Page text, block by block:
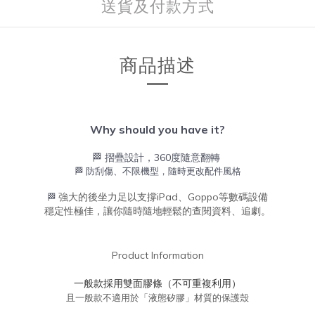
送貨及付款方式
商品描述
Why should you have it?
🏁 摺疊設計，360度隨意翻轉
🏁 防刮傷、不限機型，隨時更改配件風格
🏁 強大的後坐力足以支撐iPad、Goppo等數碼設備
穩定性極佳，讓你隨時隨地輕鬆的查閱資料、追劇。
Product Information
一般款採用雙面膠條（不可重複利用）
且一般款不適用於「液態矽膠」材質的保護殼